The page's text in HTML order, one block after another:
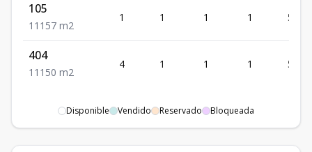
105
1 1 1 57 m2
1 1 1 1 57
404
1 1 1 50 m2
4 1 1 1 50
Disponible Vendido Reservado Bloqueada